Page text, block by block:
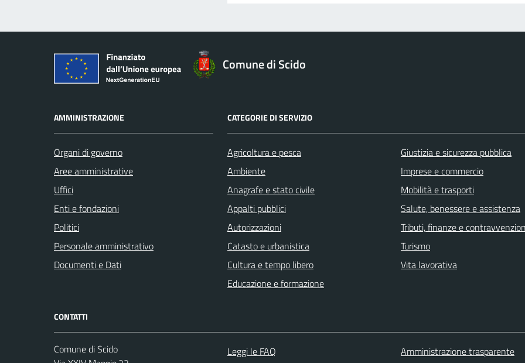
Comune di Scido
AMMINISTRAZIONE
Organi di governo
Aree amministrative
Uffici
Enti e fondazioni
Politici
Personale amministrativo
Documenti e Dati
CATEGORIE DI SERVIZIO
Agricoltura e pesca
Ambiente
Anagrafe e stato civile
Appalti pubblici
Autorizzazioni
Catasto e urbanistica
Cultura e tempo libero
Educazione e formazione
Giustizia e sicurezza pubblica
Imprese e commercio
Mobilità e trasporti
Salute, benessere e assistenza
Tributi, finanze e
Turismo
Vita lavorativa
CONTATTI
Comune di Scido
Leggi le FAQ Amministrazione trasparente